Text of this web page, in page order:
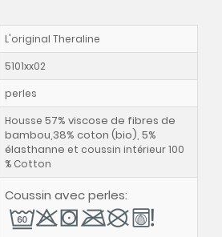
L'original Theraline
5101xx02
perles
Housse 57% viscose de fibres de
bambou,38% coton (bio), 5%
élasthanne et coussin intérieur 100
% Cotton
Coussin avec perles: